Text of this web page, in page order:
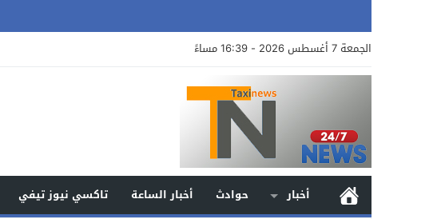
الجمعة 7 أغسطس 2026 - 16:39 مساءً
أخبار حوادث أخبار الساعة تاكسي نيوز تيفي